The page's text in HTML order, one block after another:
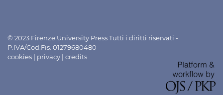
© 2023 Firenze University Press Tutti i diritti riservati -
P.IVA/Cod.Fis. 01279680480
cookies | privacy | credits